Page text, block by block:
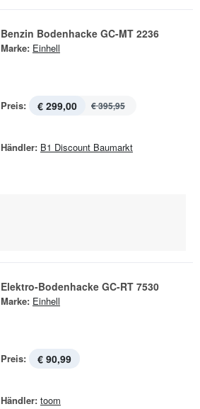
Benzin Bodenhacke GC-MT 2236
Marke: Einhell
Preis: € 299,00 € 395,95
Händler: B1 Discount Baumarkt
Elektro-Bodenhacke GC-RT 7530
Marke: Einhell
Preis: € 90,99
Händler: toom